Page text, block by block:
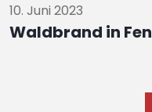
10. Juni 2023
Waldbrand in